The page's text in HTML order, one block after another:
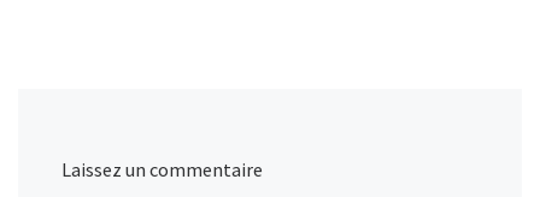
Laissez un commentaire